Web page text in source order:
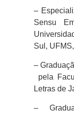
–
Sensu
Sul,
–
pela
Letras de
–